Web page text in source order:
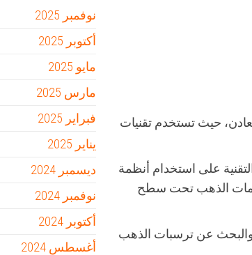
حيث تستخدم تقنيات
على استخدام أنظمة
الذهب تحت سطح
والبحث عن ترسبات الذهب
نوفمبر 2025
أكتوبر 2025
مايو 2025
مارس 2025
فبراير 2025
يناير 2025
ديسمبر 2024
نوفمبر 2024
أكتوبر 2024
أغسطس 2024